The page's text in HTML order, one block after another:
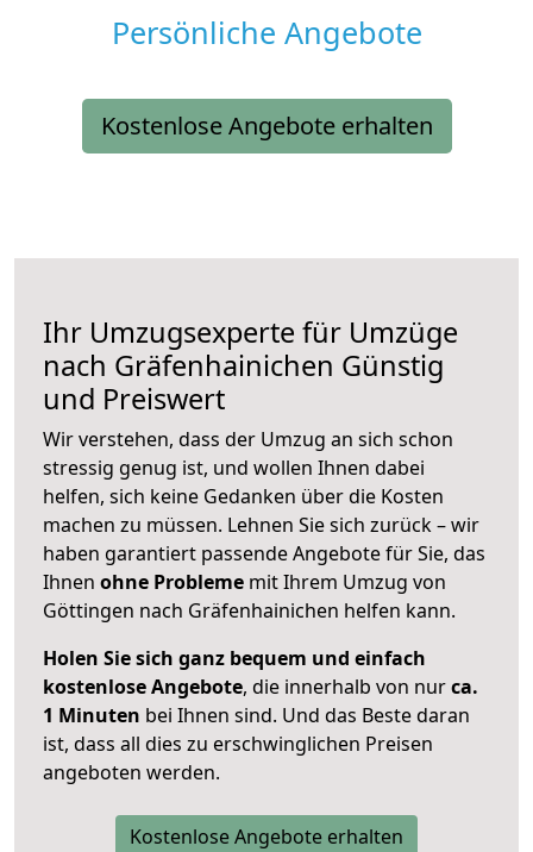
Persönliche Angebote
Kostenlose Angebote erhalten
Ihr Umzugsexperte für Umzüge
nach Gräfenhainichen Günstig
und Preiswert
Wir verstehen, dass der Umzug an sich schon
stressig genug ist, und wollen Ihnen dabei
helfen, sich keine Gedanken über die Kosten
machen zu müssen. Lehnen Sie sich zurück – wir
haben garantiert passende Angebote für Sie, das
Ihnen ohne Probleme mit Ihrem Umzug von
Göttingen nach Gräfenhainichen helfen kann.
Holen Sie sich ganz bequem und einfach
kostenlose Angebote, die innerhalb von nurca.
1 Minuten bei Ihnen sind. Und das Beste daran
ist, dass all dies zu erschwinglichen Preisen
angeboten werden.
Kostenlose Angebote erhalten